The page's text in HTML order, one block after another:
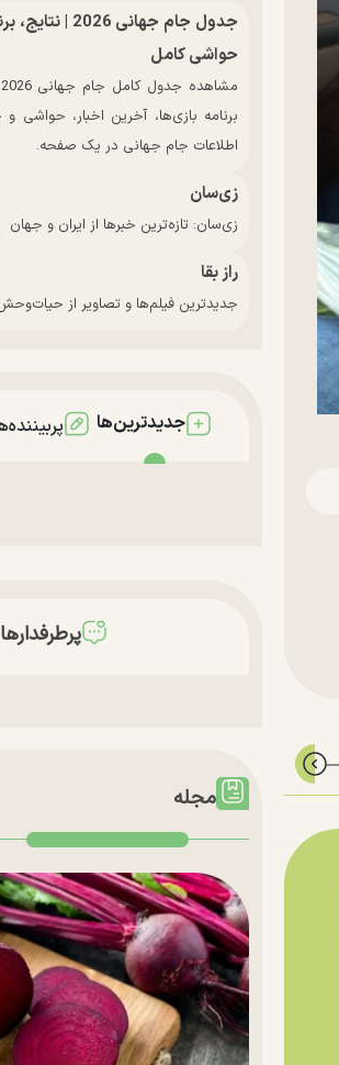
جدول جام جهانی
حواشی کامل
برنامه بازی‌ها، آخرین اخبار، حواشی
اطلاعات جام جهانی در یک صفحه.
زی‌سان
زی‌سان: تازه‌ترین خبرها از ایران و جهان
راز بقا
جدیدترین فیلم‌ها و تصاویر از
جدیدترین‌ها
پرطرفدارها
مجله